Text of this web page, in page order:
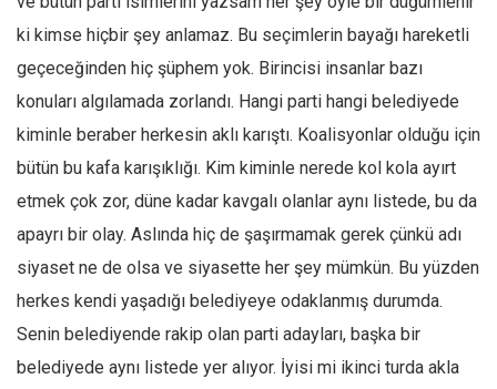
ki kimse hiçbir şey anlamaz. Bu seçimlerin bayağı hareketli
geçeceğinden hiç şüphem yok. Birincisi insanlar bazı
konuları algılamada zorlandı. Hangi parti hangi belediyede
kiminle beraber herkesin aklı karıştı. Koalisyonlar olduğu için
bütün bu kafa karışıklığı. Kim kiminle nerede kol kola ayırt
etmek çok zor, düne kadar kavgalı olanlar aynı listede, bu da
apayrı bir olay. Aslında hiç de şaşırmamak gerek çünkü adı
siyaset ne de olsa ve siyasette her şey mümkün. Bu yüzden
herkes kendi yaşadığı belediyeye odaklanmış durumda.
Senin belediyende rakip olan parti adayları, başka bir
belediyede aynı listede yer alıyor. İyisi mi ikinci turda akla